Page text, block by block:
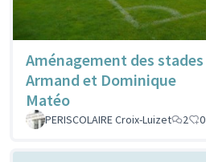
Aménagement des stades
Armand et Dominique
Matéo
PERISCOLAIRE Croix-Luizet 2 0